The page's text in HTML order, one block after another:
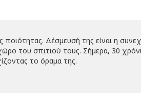
Δέσμευσή της είναι η
του σπιτιού τους. Σήμερα, 30
το όραμα της.